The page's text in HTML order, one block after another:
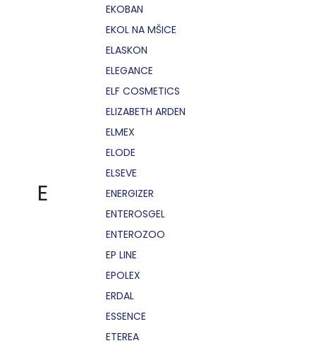
E
EKOBAN
EKOL NA MŠICE
ELASKON
ELEGANCE
ELF COSMETICS
ELIZABETH ARDEN
ELMEX
ELODE
ELSEVE
ENERGIZER
ENTEROSGEL
ENTEROZOO
EP LINE
EPOLEX
ERDAL
ESSENCE
ETEREA